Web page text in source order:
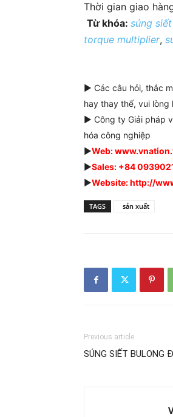
Thời gian giao
Từ khóa: súng
torque multiplier,
► Các câu hỏi, thắc
hay thay thế, vui lòng
► Công ty Giải pháp
hóa công nghiệp
►Web:
►Sales: +84
►Website: http://
TAGS sản xuất
Previous article
SÚNG SIẾT BULONG